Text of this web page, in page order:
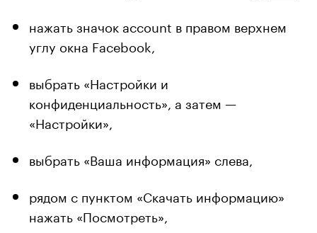
нажать значок account в правом верхнем
углу окна Facebook,
выбрать «Настройки и
конфиденциальность», а затем —
«Настройки»,
выбрать «Ваша информация» слева,
рядом с пунктом «Скачать информацию»
нажать «Посмотреть»,